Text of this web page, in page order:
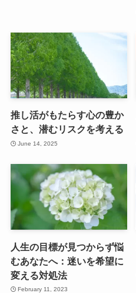
推し活がもたらす心の豊か
さと、潜むリスクを考える
June 14, 2025
人生の目標が見つからず悩
むあなたへ：迷いを希望に
変える対処法
February 11, 2023